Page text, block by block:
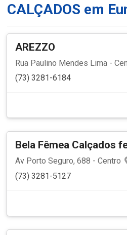
CALÇADOS em
AREZZO
Rua Paulino Mendes Lima -
(73) 3281-6184
Bela Fêmea Calçados
Av Porto Seguro, 688 - Centro
(73) 3281-5127